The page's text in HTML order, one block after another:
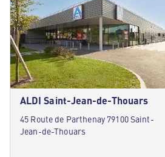
ALDI Saint-Jean-de-Thouars
45 Route de Parthenay 79100 Saint-
Jean-de-Thouars